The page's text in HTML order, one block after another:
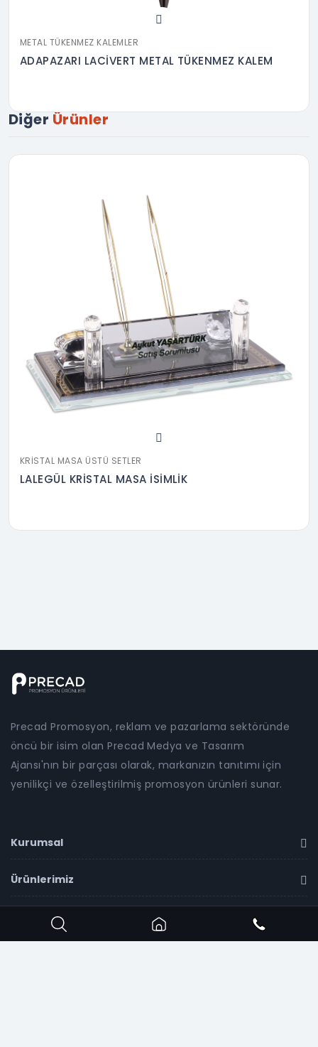
METAL TÜKENMEZ KALEMLER
ADAPAZARI LACİVERT METAL TÜKENMEZ KALEM
Diğer Ürünler
KRISTAL MASA ÜSTÜ SETLER
LALEGÜL KRİSTAL MASA İSİMLİK
Precad Promosyon, reklam ve pazarlama sektöründe
öncü bir isim olan Precad Medya ve Tasarım
Ajansı'nın bir parçası olarak, markanızın tanıtımı için
yenilikçi ve özelleştirilmiş promosyon ürünleri sunar.
Kurumsal
Ürünlerimiz